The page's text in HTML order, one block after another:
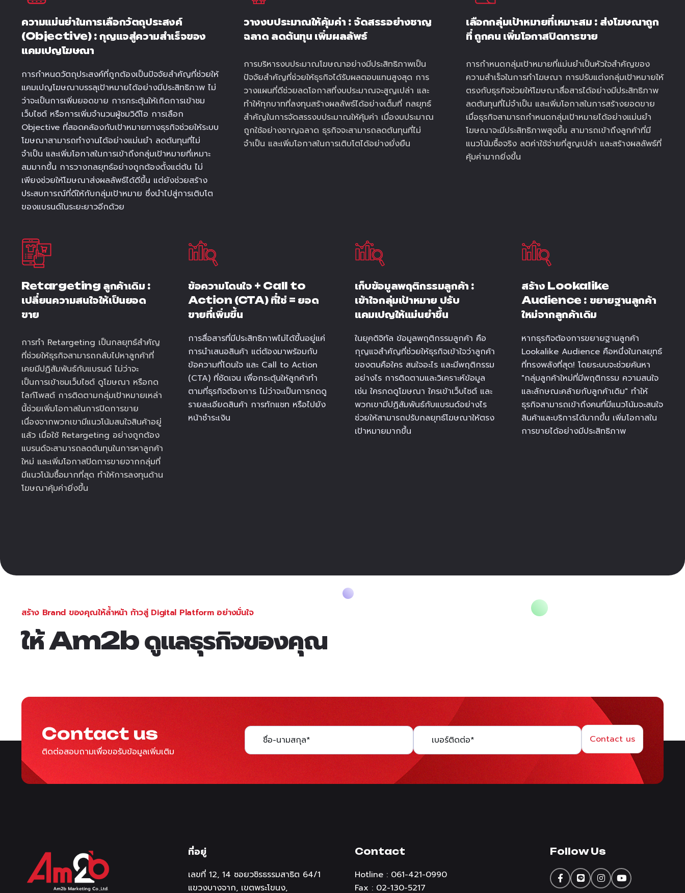
ความแม่นยำในการเลือกวัตถุประสงค์
(Objective) : กุญแจสู่ความสำเร็จของ
แคมเปญโฆษณา
การกำหนดวัตถุประสงค์ที่ถูกต้องเป็นปัจจัยสำคัญที่ช่วยให้
แคมเปญโฆษณาบรรลุเป้าหมายได้อย่างมีประสิทธิภาพ ไม่
ว่าจะเป็นการเพิ่มยอดขาย การกระตุ้นให้เกิดการเข้าชม
เว็บไซต์ หรือการเพิ่มจำนวนผู้ชมวิดีโอ การเลือก
Objective ที่สอดคล้องกับเป้าหมายทางธุรกิจช่วยให้ระบบ
โฆษณาสามารถทำงานได้อย่างแม่นยำ ลดต้นทุนที่ไม่
จำเป็น และเพิ่มโอกาสในการเข้าถึงกลุ่มเป้าหมายที่เหมาะ
สมมากขึ้น การวางกลยุทธ์อย่างถูกต้องตั้งแต่ต้น ไม่
เพียงช่วยให้โฆษณาส่งผลลัพธ์ได้ดีขึ้น แต่ยังช่วยสร้าง
ประสบการณ์ที่ดีให้กับกลุ่มเป้าหมาย ซึ่งนำไปสู่การเติบโต
ของแบรนด์ในระยะยาวอีกด้วย
วางงบประมาณให้คุ้มค่า : จัดสรรอย่างชาญ
ฉลาด ลดต้นทุน เพิ่มผลลัพธ์
การบริหารงบประมาณโฆษณาอย่างมีประสิทธิภาพเป็น
ปัจจัยสำคัญที่ช่วยให้ธุรกิจได้รับผลตอบแทนสูงสุด การ
วางแผนที่ดีช่วยลดโอกาสที่งบประมาณจะสูญเปล่า และ
ทำให้ทุกบาทที่ลงทุนสร้างผลลัพธ์ได้อย่างเต็มที่ กลยุทธ์
สำคัญในการจัดสรรงบประมาณให้คุ้มค่า เมื่องบประมาณ
ถูกใช้อย่างชาญฉลาด ธุรกิจจะสามารถลดต้นทุนที่ไม่
จำเป็น และเพิ่มโอกาสในการเติบโตได้อย่างยั่งยืน
เลือกกลุ่มเป้าหมายที่เหมาะสม : ส่งโฆษณาถูก
ที่ ถูกคน เพิ่มโอกาสปิดการขาย
การกำหนดกลุ่มเป้าหมายที่แม่นยำเป็นหัวใจสำคัญของ
ความสำเร็จในการทำโฆษณา การปรับแต่งกลุ่มเป้าหมายให้
ตรงกับธุรกิจช่วยให้โฆษณาสื่อสารได้อย่างมีประสิทธิภาพ
ลดต้นทุนที่ไม่จำเป็น และเพิ่มโอกาสในการสร้างยอดขาย
เมื่อธุรกิจสามารถกำหนดกลุ่มเป้าหมายได้อย่างแม่นยำ
โฆษณาจะมีประสิทธิภาพสูงขึ้น สามารถเข้าถึงลูกค้าที่มี
แนวโน้มซื้อจริง ลดค่าใช้จ่ายที่สูญเปล่า และสร้างผลลัพธ์ที่
คุ้มค่ามากยิ่งขึ้น
Retargeting ลูกค้าเดิม :
เปลี่ยนความสนใจให้เป็นยอด
ขาย
การทำ Retargeting เป็นกลยุทธ์สำคัญ
ที่ช่วยให้ธุรกิจสามารถกลับไปหาลูกค้าที่
เคยมีปฏิสัมพันธ์กับแบรนด์ ไม่ว่าจะ
เป็นการเข้าชมเว็บไซต์ ดูโฆษณา หรือกด
ไลก์โพสต์ การติดตามกลุ่มเป้าหมายเหล่า
นี้ช่วยเพิ่มโอกาสในการปิดการขาย
เนื่องจากพวกเขามีแนวโน้มสนใจสินค้าอยู่
แล้ว เมื่อใช้ Retargeting อย่างถูกต้อง
แบรนด์จะสามารถลดต้นทุนในการหาลูกค้า
ใหม่ และเพิ่มโอกาสปิดการขายจากกลุ่มที่
มีแนวโน้มซื้อมากที่สุด ทำให้การลงทุนด้าน
โฆษณาคุ้มค่ายิ่งขึ้น
ข้อความโดนใจ + Call to
Action (CTA) ที่ใช่ = ยอด
ขายที่เพิ่มขึ้น
การสื่อสารที่มีประสิทธิภาพไม่ได้ขึ้นอยู่แค่
การนำเสนอสินค้า แต่ต้องมาพร้อมกับ
ข้อความที่โดนใจ และ Call to Action
(CTA) ที่ชัดเจน เพื่อกระตุ้นให้ลูกค้าทำ
ตามที่ธุรกิจต้องการ ไม่ว่าจะเป็นการกดดู
รายละเอียดสินค้า การทักแชท หรือไปยัง
หน้าชำระเงิน
เก็บข้อมูลพฤติกรรมลูกค้า :
เข้าใจกลุ่มเป้าหมาย ปรับ
แคมเปญให้แม่นยำขึ้น
ในยุคดิจิทัล ข้อมูลพฤติกรรมลูกค้า คือ
กุญแจสำคัญที่ช่วยให้ธุรกิจเข้าใจว่าลูกค้า
ของตนคือใคร สนใจอะไร และมีพฤติกรรม
อย่างไร การติดตามและวิเคราะห์ข้อมูล
เช่น ใครกดดูโฆษณา ใครเข้าเว็บไซต์ และ
พวกเขามีปฏิสัมพันธ์กับแบรนด์อย่างไร
ช่วยให้สามารถปรับกลยุทธ์โฆษณาให้ตรง
เป้าหมายมากขึ้น
สร้าง Lookalike
Audience : ขยายฐานลูกค้า
ใหม่จากลูกค้าเดิม
หากธุรกิจต้องการขยายฐานลูกค้า
Lookalike Audience คือหนึ่งในกลยุทธ์
ที่ทรงพลังที่สุด! โดยระบบจะช่วยค้นหา
"กลุ่มลูกค้าใหม่ที่มีพฤติกรรม ความสนใจ
และลักษณะคล้ายกับลูกค้าเดิม" ทำให้
ธุรกิจสามารถเข้าถึงคนที่มีแนวโน้มจะสนใจ
สินค้าและบริการได้มากขึ้น เพิ่มโอกาสใน
การขายได้อย่างมีประสิทธิภาพ
สร้าง Brand ของคุณให้ล้ำหน้า ก้าวสู่ Digital Platform อย่างมั่นใจ
ให้ Am2b ดูแลธุรกิจของคุณ
Contact us
ติดต่อสอบถามเพื่อขอรับข้อมูลเพิ่มเติม
Contact us
ที่อยู่
เลขที่ 12, 14 ซอยวชิรธรรมสาธิต 64/1
แขวงบางจาก, เขตพระโขนง,
Contact
Hotline : 061-421-0990
Fax : 02-130-5217
Follow Us